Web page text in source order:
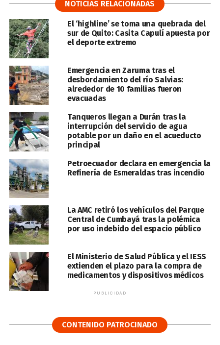
NOTICIAS RELACIONADAS
El ‘highline’ se toma una quebrada del
sur de Quito: Casita Capulí apuesta por
el deporte extremo
Emergencia en Zaruma tras el
desbordamiento del río Salvias:
alrededor de 10 familias fueron
evacuadas
Tanqueros llegan a Durán tras la
interrupción del servicio de agua
potable por un daño en el acueducto
principal
Petroecuador declara en emergencia la
Refinería de Esmeraldas tras incendio
La AMC retiró los vehículos del Parque
Central de Cumbayá tras la polémica
por uso indebido del espacio público
El Ministerio de Salud Pública y el IESS
extienden el plazo para la compra de
medicamentos y dispositivos médicos
PUBLICIDAD
CONTENIDO PATROCINADO